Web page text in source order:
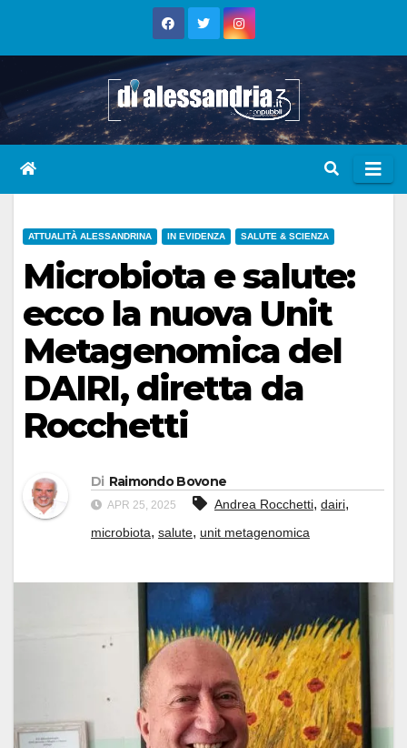
ATTUALITÀ ALESSANDRINA IN EVIDENZA SALUTE & SCIENZA
Microbiota e salute:
ecco la nuova Unit
Metagenomica del
DAIRI, diretta da
Rocchetti
Di Raimondo Bovone
APR 25, 2025 Andrea Rocchetti, dairi,
microbiota, salute, unit metagenomica